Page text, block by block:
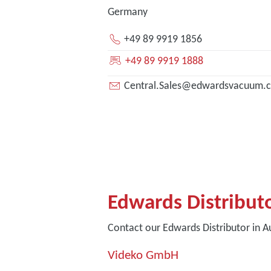
Germany
+49 89 9919 1856
+49 89 9919 1888
Edwards
Contact our Edwards Distributor in
Videko GmbH